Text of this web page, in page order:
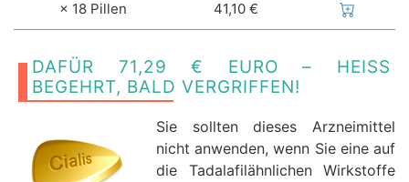
× 18 Pillen 41,10 €
DAFÜR 71,29 € EURO – HEISS B
EGEHRT, BALD VERGRIFFEN!
Sie sollten dieses Arzneimittel
nicht anwenden, wenn Sie eine auf
die Tadalafilähnlichen Wirkstoffe